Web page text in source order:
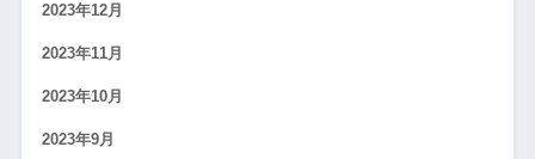
2023年12月
2023年11月
2023年10月
2023年9月